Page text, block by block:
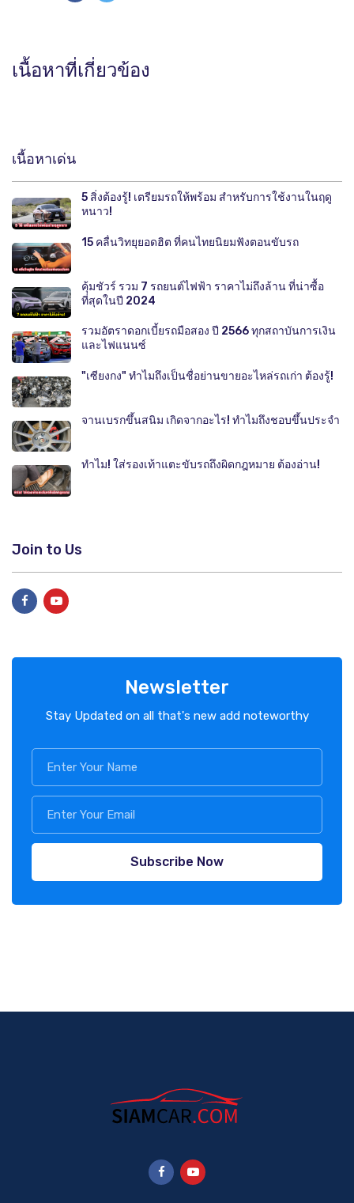
เนื้อหาที่เกี่ยวข้อง
เนื้อหาเด่น
5 สิ่งต้องรู้! เตรียมรถให้พร้อม สำหรับการใช้งานในฤดู
หนาว!
15 คลื่นวิทยุยอดฮิต ที่คนไทยนิยมฟังตอนขับรถ
คุ้มชัวร์ รวม 7 รถยนต์ไฟฟ้า ราคาไม่ถึงล้าน ที่น่าซื้อ
ที่สุดในปี 2024
รวมอัตราดอกเบี้ยรถมือสอง ปี 2566 ทุกสถาบันการเงิน
และไฟแนนซ์
"เซียงกง" ทำไมถึงเป็นชื่อย่านขายอะไหล่รถเก่า ต้องรู้!
จานเบรกขึ้นสนิม เกิดจากอะไร! ทำไมถึงชอบขึ้นประจำ
ทำไม! ใส่รองเท้าแตะขับรถถึงผิดกฎหมาย ต้องอ่าน!
Join to Us
Newsletter
Stay Updated on all that's new add noteworthy
Subscribe Now